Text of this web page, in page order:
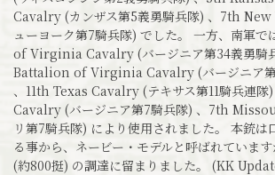
Cavalry (カンザス第5義勇騎兵隊) 、7th
ューヨーク第7騎兵隊) でした。 一方、南軍
of Virginia Cavalry (バージニア第34義勇騎
Battalion of Virginia Cavalry (バージニア第
、11th Texas Cavalry (テキサス第11騎兵連
Cavalry (バージニア第7騎兵隊) 、7th
リ第7騎兵隊) により使用されました。 本銃は
る事から、ネービー・モデルと呼ばれていま
(約800挺) の調達に留まりました。 (KK